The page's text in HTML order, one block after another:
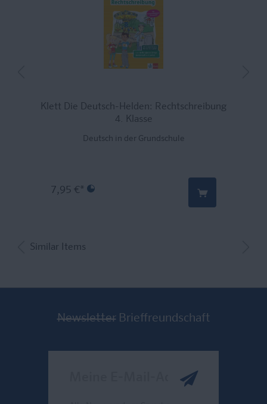
Klett Die Deutsch-Helden: Rechtschreibung
4. Klasse
Deutsch in der Grundschule
7,95 €*
Similar Items
Newsletter Brieffreundschaft